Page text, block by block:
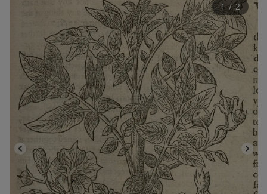
1 / 2